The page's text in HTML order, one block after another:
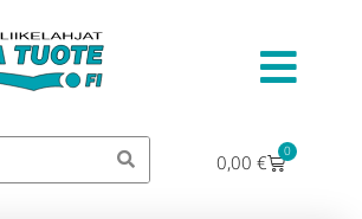
0,00 € 0